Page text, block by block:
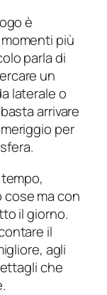
è
più
parla di
un
laterale o
arrivare
per
cose ma con
il giorno.
il
agli
che